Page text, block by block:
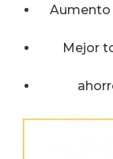
Aumento
Mejor